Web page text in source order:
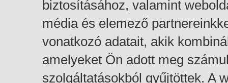
biztosításához, valamint
média és elemező
vonatkozó adatait, akik
amelyeket Ön adott meg
szolgáltatásokból gyűjtöttek. A